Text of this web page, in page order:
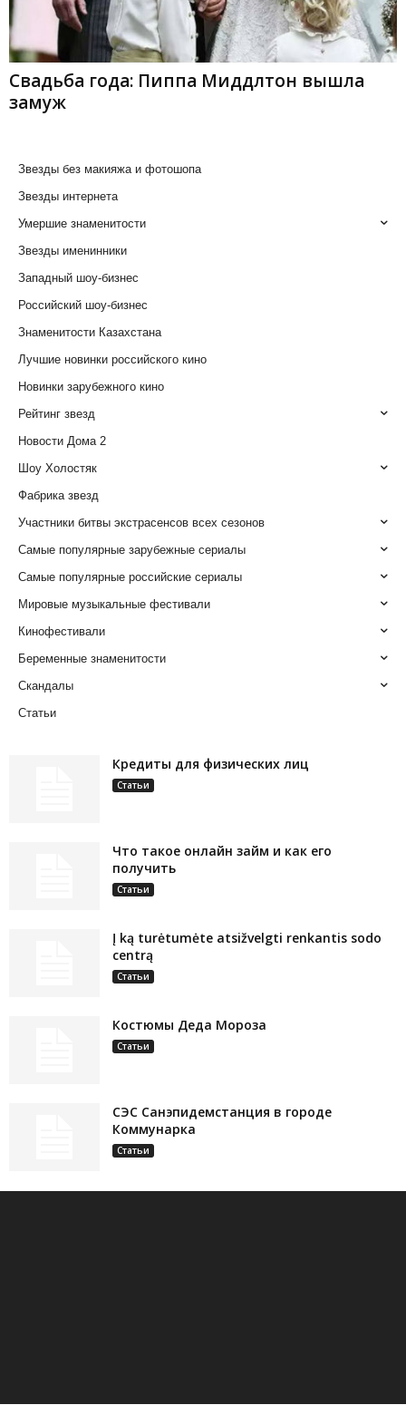
Свадьба года: Пиппа Миддлтон вышла
замуж
Звезды без макияжа и фотошопа
Звезды интернета
Умершие знаменитости
Звезды именинники
Западный шоу-бизнес
Российский шоу-бизнес
Знаменитости Казахстана
Лучшие новинки российского кино
Новинки зарубежного кино
Рейтинг звезд
Новости Дома 2
Шоу Холостяк
Фабрика звезд
Участники битвы экстрасенсов всех сезонов
Самые популярные зарубежные сериалы
Самые популярные российские сериалы
Мировые музыкальные фестивали
Кинофестивали
Беременные знаменитости
Скандалы
Статьи
Кредиты для физических лиц
Статьи
Что такое онлайн займ и как его
получить
Статьи
Į ką turėtumėte atsižvelgti renkantis sodo
centrą
Статьи
Костюмы Деда Мороза
Статьи
СЭС Санэпидемстанция в городе
Коммунарка
Статьи